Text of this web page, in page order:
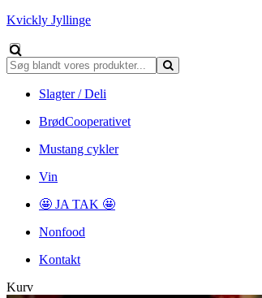
Kvickly Jyllinge
Slagter / Deli
BrødCooperativet
Mustang cykler
Vin
🤩 JA TAK 🤩
Nonfood
Kontakt
Kurv